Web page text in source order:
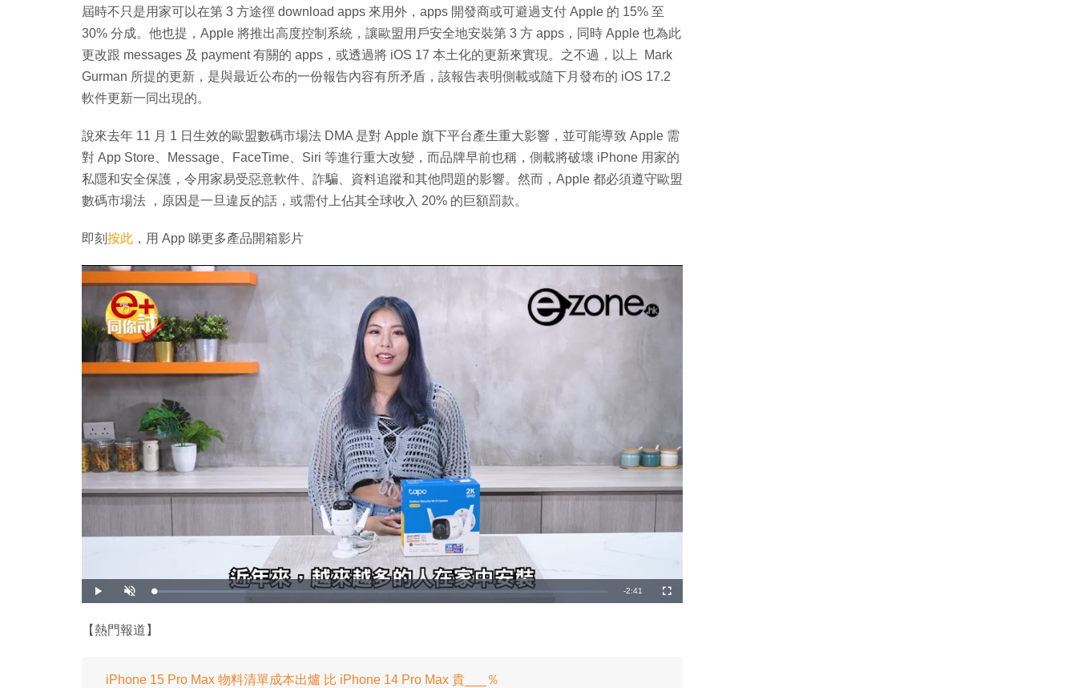
屆時不只是用家可以在第 3 方途徑 download apps 來用外，apps 開發商或可避過支付 Apple 的 15% 至
30% 分成。他也提，Apple 將推出高度控制系統，讓歐盟用戶安全地安裝第 3 方 apps，同時 Apple 也為此
更改跟 messages 及 payment 有關的 apps，或透過將 iOS 17 本土化的更新來實現。之不過，以上 Mark
Gurman 所提的更新，是與最近公布的一份報告內容有所矛盾，該報告表明側載或隨下月發布的 iOS 17.2
軟件更新一同出現的。
說來去年 11 月 1 日生效的歐盟數碼市場法 DMA 是對 Apple 旗下平台產生重大影響，並可能導致 Apple 需
對 App Store、Message、FaceTime、Siri 等進行重大改變，而品牌早前也稱，側載將破壞 iPhone 用家的
私隱和安全保護，令用家易受惡意軟件、詐騙、資料追蹤和其他問題的影響。然而，Apple 都必須遵守歐盟
數碼市場法 ，原因是一旦違反的話，或需付上佔其全球收入 20% 的巨額罰款。
即刻 按此 ，用 App 睇更多產品開箱影片
播
放
開
啟
載
入
%
剩
-2:41
全
螢
【熱門報道】
iPhone 15 Pro Max 物料清單成本出爐 比 iPhone 14 Pro Max 貴___％